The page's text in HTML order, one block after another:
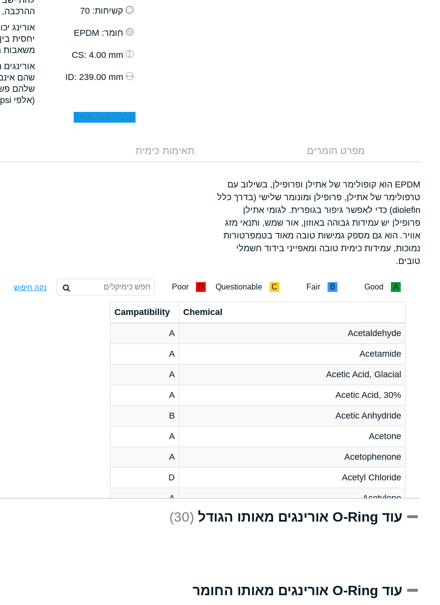
ההרכבה,
אורינג
יחסית
משאבות
שהם
שלהם
(אלפי psi).
קשיחות: 70
חומר: EPDM
: 4.00 mm
: 239.00 mm
קבל הצעת מחיר
מפרט חומרים תאימות כימית
EPDM הוא קופולימר של אתילן ופרופילן, בשילוב עם
טרפולימר של אתילן, פרופילן ומונומר שלישי (בדרך כלל
diolefin) כדי לאפשר גיפור בגופרית. לגומי אתילן
פרופילן יש עמידות גבוהה באוזון, אור שמש, ותנאי מזג
אוויר. הוא גם מספק גמישות טובה מאוד בטמפרטורות
נמוכות, עמידות כימית טובה ומאפייני בידוד חשמלי
טובים.
A
Good
B
Fair
C
Questionable
D
Poor נקה חיפוש
Chemical
Campatibility
Acetaldehyde
A
Acetamide
A
Acetic Acid, Glacial
A
Acetic Acid, 30%
A
Acetic Anhydride
B
Acetone
A
Acetophenone
A
Acetyl Chloride
D
Acetylene
A
Acrlylonitrile
D
Aluminum Acetate (Aqueous)
עוד O-Ring אורינגים מאותו הגודל (30)
עוד O-Ring אורינגים מאותו החומר